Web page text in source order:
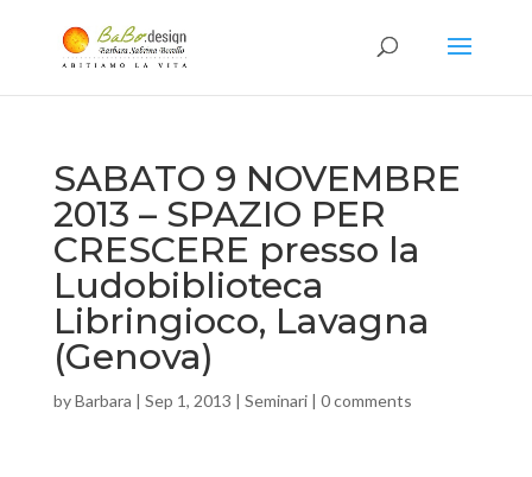
SABATO 9 NOVEMBRE
2013 – SPAZIO PER
CRESCERE presso la
Ludobiblioteca
Libringioco, Lavagna
(Genova)
byBarbara | Sep 1, 2013 | Seminari| 0 comments